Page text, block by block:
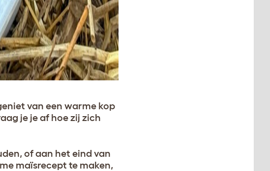
van een warme kop
je je af hoe zij zich
of aan het eind van
maïsrecept te maken,